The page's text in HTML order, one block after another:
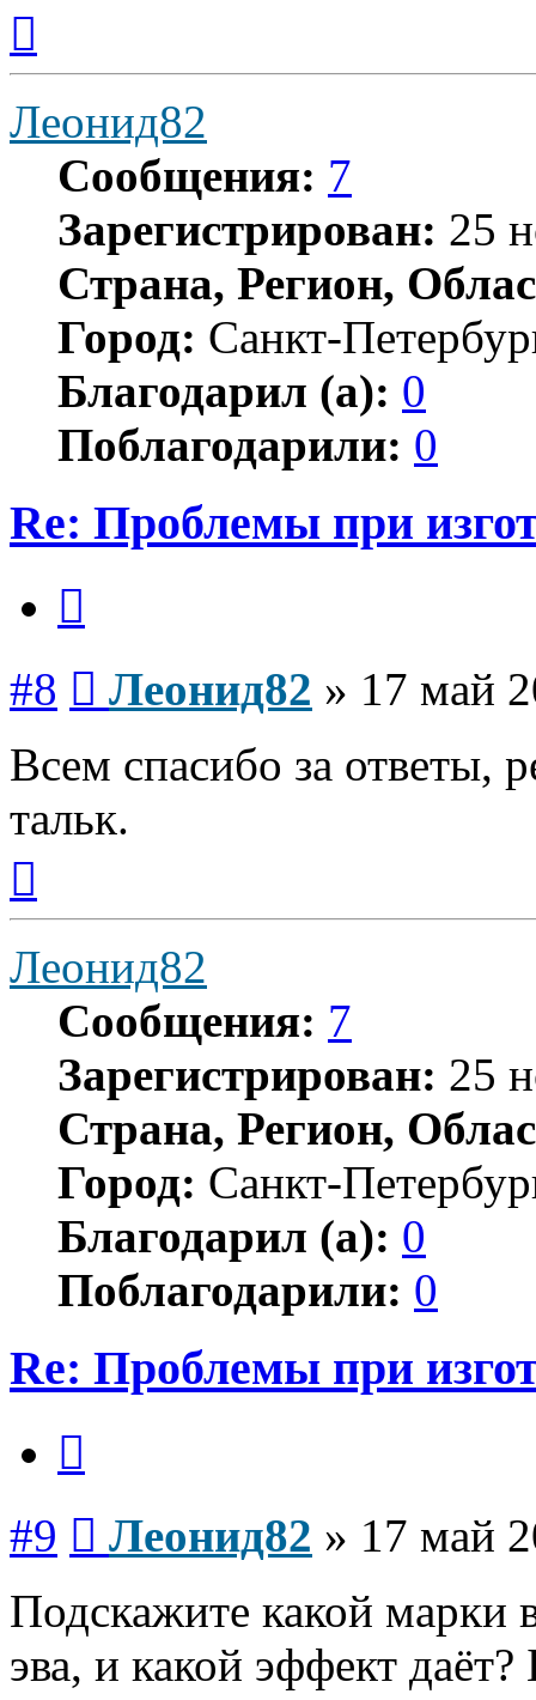
началу
Леонид82
Сообщения: 7
Зарегистрирован: 25
Страна, Регион,
Город: Санкт-
Благодарил (а): 0
Поблагодарили: 0
Re: Проблемы при
#8 Леонид82 » 17 май
Всем спасибо за ответы,
тальк.
началу
Леонид82
Сообщения: 7
Зарегистрирован: 25
Страна, Регион,
Город: Санкт-
Благодарил (а): 0
Поблагодарили: 0
Re: Проблемы при
#9 Леонид82 » 17 май
Подскажите какой марки
эва, и какой эффект даёт?